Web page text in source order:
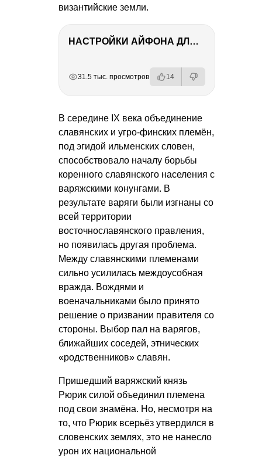
византийские земли.
НАСТРОЙКИ АЙФОНА ДЛЯ ФОТО И ВИДЕО
31.5 тыс. просмотров 14
В середине IX века объединение
славянских и угро-финских племён,
под эгидой ильменских словен,
способствовало началу борьбы
коренного славянского населения с
варяжскими конунгами. В
результате варяги были изгнаны со
всей территории
восточнославянского правления,
но появилась другая проблема.
Между славянскими племенами
сильно усилилась междоусобная
вражда. Вождями и
военачальниками было принято
решение о призвании правителя со
стороны. Выбор пал на варягов,
ближайших соседей, этнических
«родственников» славян.
Пришедший варяжский князь
Рюрик силой объединил племена
под свои знамёна. Но, несмотря на
то, что Рюрик всерьёз утвердился в
словенских землях, это не нанесло
урон их национальной